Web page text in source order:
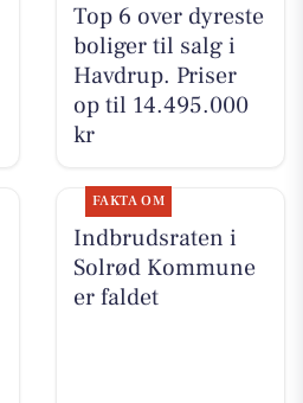
Top 6 over dyreste
boliger til salg i
Havdrup. Priser
op til 14.495.000
kr
FAKTA OM
Indbrudsraten i
Solrød Kommune
er faldet